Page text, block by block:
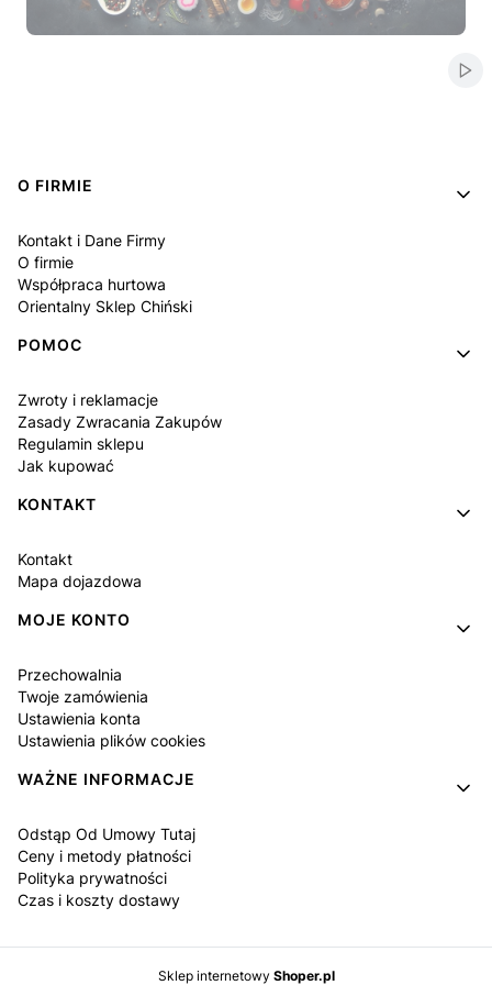
Linki w stopce
O FIRMIE
Kontakt i Dane Firmy
O firmie
Współpraca hurtowa
Orientalny Sklep Chiński
POMOC
Zwroty i reklamacje
Zasady Zwracania Zakupów
Regulamin sklepu
Jak kupować
KONTAKT
Kontakt
Mapa dojazdowa
MOJE KONTO
Przechowalnia
Twoje zamówienia
Ustawienia konta
Ustawienia plików cookies
WAŻNE INFORMACJE
Odstąp Od Umowy Tutaj
Ceny i metody płatności
Polityka prywatności
Czas i koszty dostawy
Sklep internetowy Shoper.pl